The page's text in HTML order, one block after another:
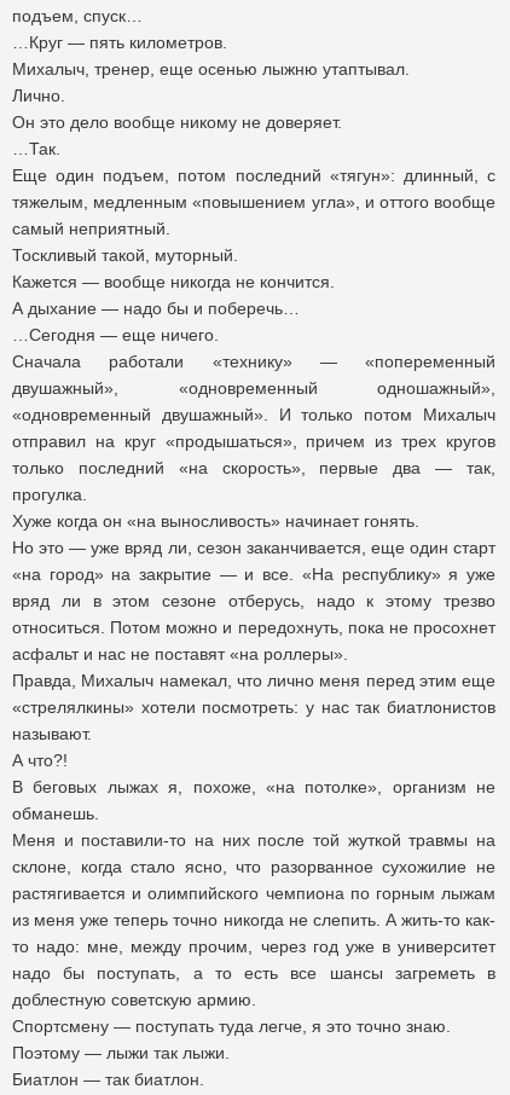
подъем, спуск…
…Круг — пять километров.
Михалыч, тренер, еще осенью лыжню утаптывал.
Лично.
Он это дело вообще никому не доверяет.
…Так.
Еще один подъем, потом последний «тягун»: длинный, с
тяжелым, медленным «повышением угла», и оттого вообще
самый неприятный.
Тоскливый такой, муторный.
Кажется — вообще никогда не кончится.
А дыхание — надо бы и поберечь…
…Сегодня — еще ничего.
Сначала работали «технику» — «попеременный
двушажный», «одновременный одношажный»,
«одновременный двушажный». И только потом Михалыч
отправил на круг «продышаться», причем из трех кругов
только последний «на скорость», первые два — так,
прогулка.
Хуже когда он «на выносливость» начинает гонять.
Но это — уже вряд ли, сезон заканчивается, еще один старт
«на город» на закрытие — и все. «На республику» я уже
вряд ли в этом сезоне отберусь, надо к этому трезво
относиться. Потом можно и передохнуть, пока не просохнет
асфальт и нас не поставят «на роллеры».
Правда, Михалыч намекал, что лично меня перед этим еще
«стрелялкины» хотели посмотреть: у нас так биатлонистов
называют.
А что?!
В беговых лыжах я, похоже, «на потолке», организм не
обманешь.
Меня и поставили-то на них после той жуткой травмы на
склоне, когда стало ясно, что разорванное сухожилие не
растягивается и олимпийского чемпиона по горным лыжам
из меня уже теперь точно никогда не слепить. А жить-то как-
то надо: мне, между прочим, через год уже в университет
надо бы поступать, а то есть все шансы загреметь в
доблестную советскую армию.
Спортсмену — поступать туда легче, я это точно знаю.
Поэтому — лыжи так лыжи.
Биатлон — так биатлон.